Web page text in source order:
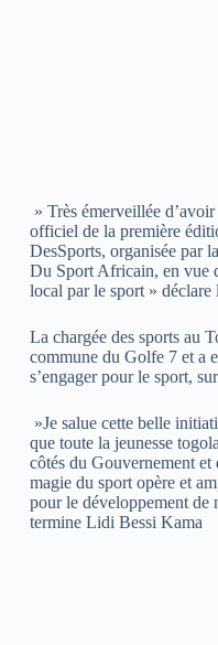
» Très émerveillée
officiel de la première
DesSports, organisée par
Du Sport Africain, en vue
local par le sport » déclare
La chargée des sports au
commune du Golfe 7 et a
s’engager pour le sport,
»Je salue cette belle
que toute la jeunesse
côtés du Gouvernement et
magie du sport opère et
pour le développement de
termine Lidi Bessi Kama